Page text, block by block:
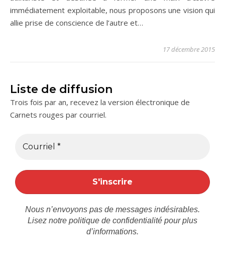
immédiatement exploitable, nous proposons une vision qui
allie prise de conscience de l’autre et…
17 décembre 2015
Liste de diffusion
Trois fois par an, recevez la version électronique de
Carnets rouges par courriel.
Nous n’envoyons pas de messages indésirables.
Lisez notre politique de confidentialité pour plus
d’informations.